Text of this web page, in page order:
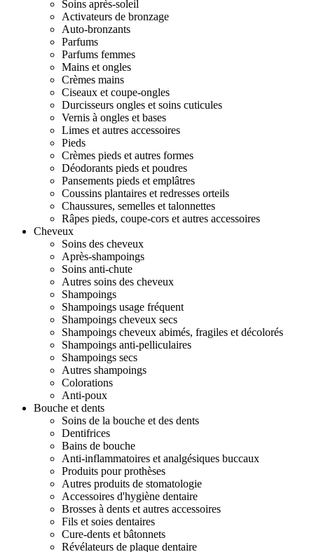
Soins après-soleil
Activateurs de bronzage
Auto-bronzants
Parfums
Parfums femmes
Mains et ongles
Crèmes mains
Ciseaux et coupe-ongles
Durcisseurs ongles et soins cuticules
Vernis à ongles et bases
Limes et autres accessoires
Pieds
Crèmes pieds et autres formes
Déodorants pieds et poudres
Pansements pieds et emplâtres
Coussins plantaires et redresses orteils
Chaussures, semelles et talonnettes
Râpes pieds, coupe-cors et autres accessoires
Cheveux
Soins des cheveux
Après-shampoings
Soins anti-chute
Autres soins des cheveux
Shampoings
Shampoings usage fréquent
Shampoings cheveux secs
Shampoings cheveux abimés, fragiles et décolorés
Shampoings anti-pelliculaires
Shampoings secs
Autres shampoings
Colorations
Anti-poux
Bouche et dents
Soins de la bouche et des dents
Dentifrices
Bains de bouche
Anti-inflammatoires et analgésiques buccaux
Produits pour prothèses
Autres produits de stomatologie
Accessoires d'hygiène dentaire
Brosses à dents et autres accessoires
Fils et soies dentaires
Cure-dents et bâtonnets
Révélateurs de plaque dentaire